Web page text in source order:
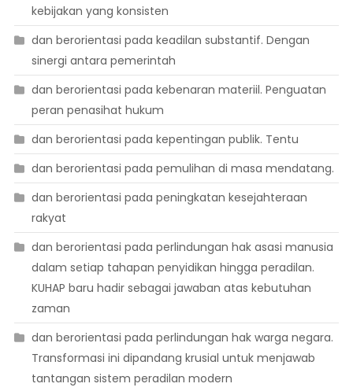
kebijakan yang konsisten
dan berorientasi pada keadilan substantif. Dengan
sinergi antara pemerintah
dan berorientasi pada kebenaran materiil. Penguatan
peran penasihat hukum
dan berorientasi pada kepentingan publik. Tentu
dan berorientasi pada pemulihan di masa mendatang.
dan berorientasi pada peningkatan kesejahteraan
rakyat
dan berorientasi pada perlindungan hak asasi manusia
dalam setiap tahapan penyidikan hingga peradilan.
KUHAP baru hadir sebagai jawaban atas kebutuhan
zaman
dan berorientasi pada perlindungan hak warga negara.
Transformasi ini dipandang krusial untuk menjawab
tantangan sistem peradilan modern